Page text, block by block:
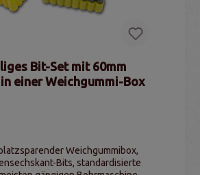
Bit-Set mit 60mm
einer Weichgummi-Box
Weichgummibox,
Bits, standardisierte